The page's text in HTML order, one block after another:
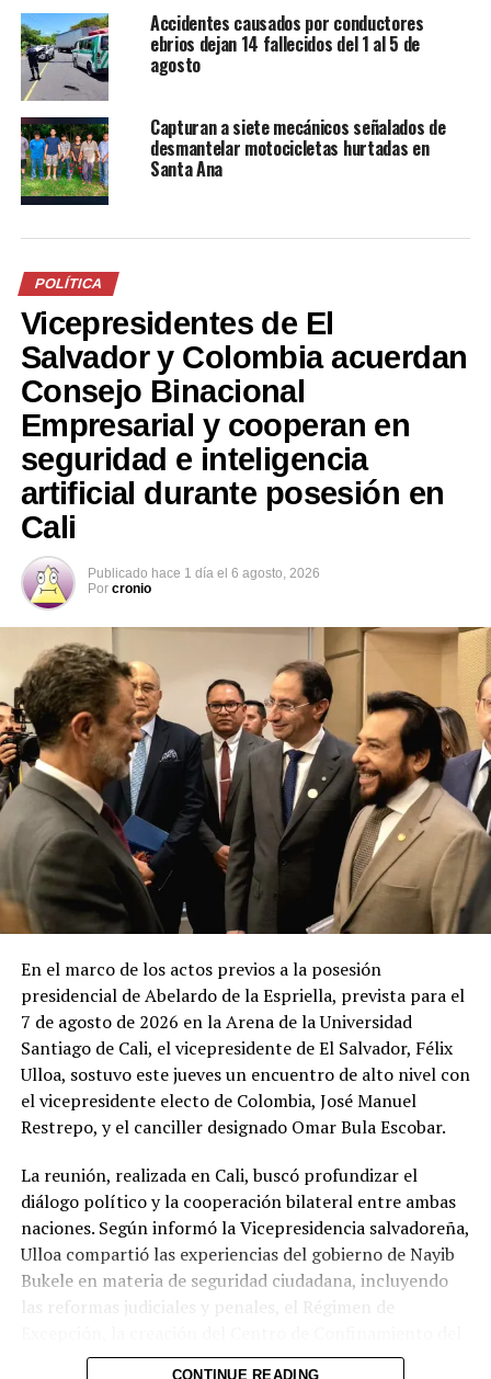
esperamos que se desarrollen de manera pacífica,
tranquila y transparente, como se supone que se
desarrollan unas elecciones con los estándares
democráticos”, agregó Perla.
Comparte esto:
Me gusta esto:
Relacionado
Unión Europea despliega sus
observadores electorales
En «Política»
Observadores electorales de
la Unión Europea siguen su
trabajo en el país
22 febrero, 2018
En «Política»
TSE se reúne con jefe de
misión de la OEA
30 enero, 2019
En «Política»
Canciller desmiente afirmaciones del fiscal general
Accidentes causados por conductores
ebrios dejan 14 fallecidos del 1 al 5 de
agosto
Capturan a siete mecánicos señalados de
desmantelar motocicletas hurtadas en
Santa Ana
POLÍTICA
Vicepresidentes de El
Salvador y Colombia acuerdan
Consejo Binacional
Empresarial y cooperan en
seguridad e inteligencia
artificial durante posesión en
Cali
Publicado hace 1 día el 6 agosto, 2026
Por cronio
En el marco de los actos previos a la posesión
presidencial de Abelardo de la Espriella, prevista para el
7 de agosto de 2026 en la Arena de la Universidad
Santiago de Cali, el vicepresidente de El Salvador, Félix
Ulloa, sostuvo este jueves un encuentro de alto nivel con
el vicepresidente electo de Colombia, José Manuel
Restrepo, y el canciller designado Omar Bula Escobar.
La reunión, realizada en Cali, buscó profundizar el
diálogo político y la cooperación bilateral entre ambas
naciones. Según informó la Vicepresidencia salvadoreña,
Ulloa compartió las experiencias del gobierno de Nayib
Bukele en materia de seguridad ciudadana, incluyendo
las reformas judiciales y penales, el Régimen de
Terrorismo (CECOT), el Plan Cero Ocio y otras medidas
CONTINUE READING